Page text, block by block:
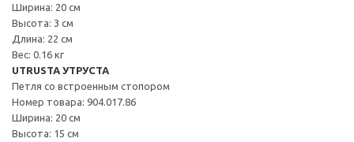
Ширина: 20 см
Высота: 3 см
Длина: 22 см
Вес: 0.16 кг
UTRUSTA УТРУСТА
Петля со встроенным стопором
Номер товара: 904.017.86
Ширина: 20 см
Высота: 15 см